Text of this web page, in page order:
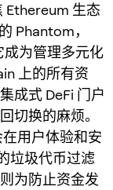
Ethereum 生态
Phantom，
成为管理多元化
上的所有资
成式 DeFi 门户
切换的麻烦。
用户体验和安
垃圾代币过滤
为防止资金发